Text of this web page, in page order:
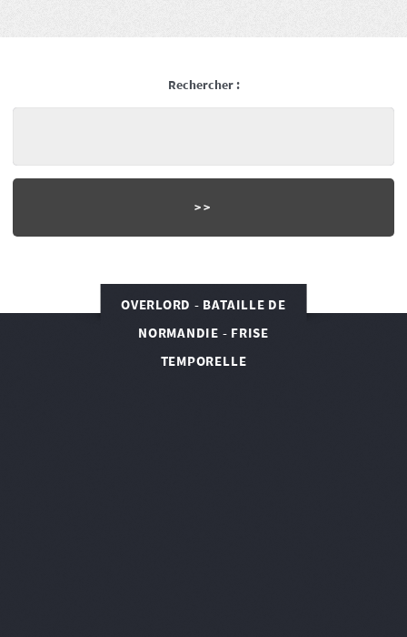
Rechercher :
OVERLORD - BATAILLE DE
NORMANDIE - FRISE
TEMPORELLE